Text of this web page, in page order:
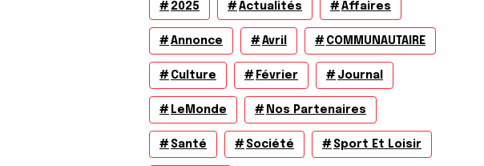
2025 Actualités Affaires
Annonce Avril COMMUNAUTAIRE
Culture Février Journal
LeMonde Nos Partenaires
Santé Société Sport Et Loisir